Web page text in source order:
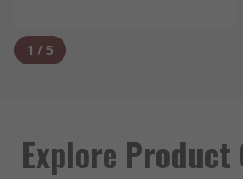
1 / 5
Explore Product